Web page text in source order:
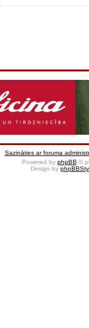
Sazināties ar foruma
Powered by phpBB ©
Design by